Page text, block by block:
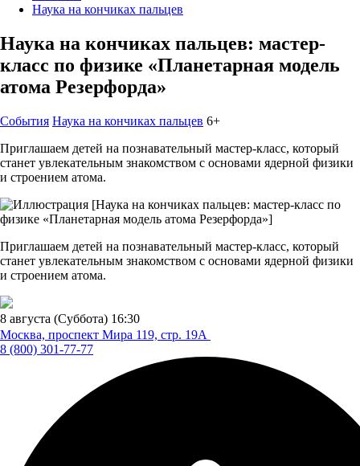
Наука на кончиках пальцев
Наука на кончиках пальцев: мастер-
класс по физике «Планетарная модель
атома Резерфорда»
События Наука на кончиках пальцев 6+
Приглашаем детей на познавательный мастер-класс, который
станет увлекательным знакомством с основами ядерной физики
и строением атома.
Приглашаем детей на познавательный мастер-класс, который
станет увлекательным знакомством с основами ядерной физики
и строением атома.
8 августа (Суббота) 16:30
Москва, проспект Мира 119, стр. 19А
8 (800) 301-77-77